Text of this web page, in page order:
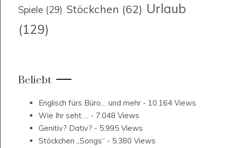
Spiele (29) Stöckchen (62) Urlaub
(129)
Beliebt
Englisch fürs Büro… und mehr - 10.164 Views
Wie Ihr seht…. - 7.048 Views
Genitiv? Dativ? - 5.995 Views
Stöckchen „Songs“ - 5.380 Views